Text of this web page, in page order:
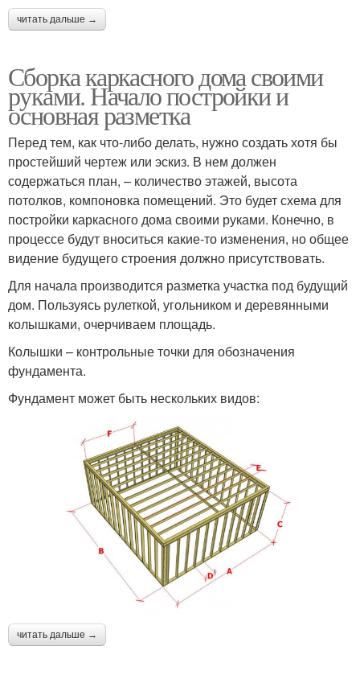
читать дальше →
Сборка каркасного дома своими
руками. Начало постройки и
основная разметка
Перед тем, как что-либо делать, нужно создать хотя бы
простейший чертеж или эскиз. В нем должен
содержаться план, – количество этажей, высота
потолков, компоновка помещений. Это будет схема для
постройки каркасного дома своими руками. Конечно, в
процессе будут вноситься какие-то изменения, но общее
видение будущего строения должно присутствовать.
Для начала производится разметка участка под будущий
дом. Пользуясь рулеткой, угольником и деревянными
колышками, очерчиваем площадь.
Колышки – контрольные точки для обозначения
фундамента.
Фундамент может быть нескольких видов:
читать дальше →